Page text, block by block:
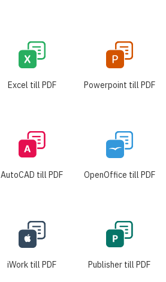
Excel till PDF Powerpoint till PDF
AutoCAD till PDF OpenOffice till PDF
iWork till PDF Publisher till PDF